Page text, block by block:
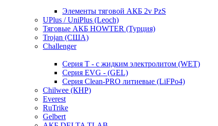
Элементы тяговой АКБ 2v PzS
UPlus / UniPlus (Leoch)
Тяговые АКБ HOWTER (Турция)
Trojan (США)
Challenger
Серия T - с жидким электролитом (WET)
Серия EVG - (GEL)
Серия Clean-PRO литиевые (LiFPo4)
Chilwee (КНР)
Everest
RuTrike
Gelbert